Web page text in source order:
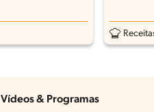
Vídeos & Programas​